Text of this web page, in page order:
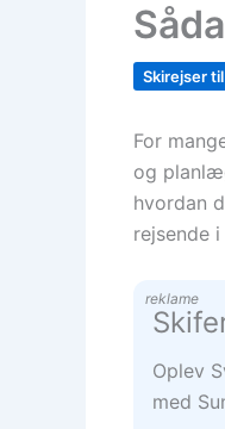
Skirejser
For
og
hvordan
rejsende
reklame
Oplev
med